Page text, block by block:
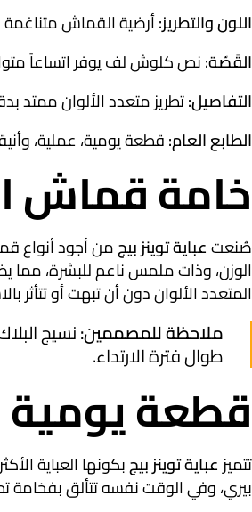
اللون والتطريز:أرضية القماش متناغمة
القَصّة:نص كلوش لف يوفر اتساعاً
التفاصيل:تطريز متعدد الألوان ممتد
الطابع العام:قطعة يومية، عملية،
خامة قماش
صُنعتعباية توينز بيجمن أجود أنواع
الوزن، وذات ملمس ناعم للبشرة، مما
المتعدد الألوان دون أن تبهت أو تتأثر
ملاحظة للمصممين:نسيج
طوال فترة الارتداء.
قطعة يومية
تتميزعباية توينز بيجبكونها العباية
بيري، وفي الوقت نفسه تتألق بفخامة